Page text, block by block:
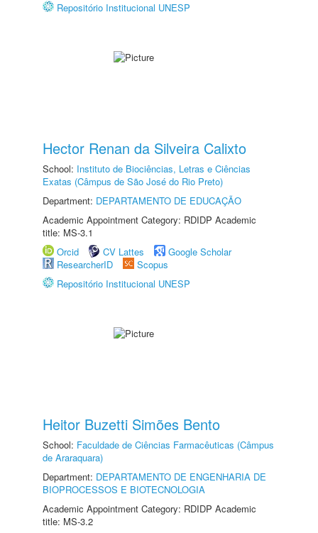
Repositório Institucional UNESP
Hector Renan da Silveira Calixto
School: Instituto de Biociências, Letras e Ciências
Exatas (Câmpus de São José do Rio Preto)
Department: DEPARTAMENTO DE EDUCAÇÃO
Academic Appointment Category: RDIDP Academic
title: MS-3.1
Orcid
CV Lattes
Google Scholar
ResearcherID
Scopus
Repositório Institucional UNESP
Heitor Buzetti Simões Bento
School: Faculdade de Ciências Farmacêuticas (Câmpus
de Araraquara)
Department: DEPARTAMENTO DE ENGENHARIA DE
BIOPROCESSOS E BIOTECNOLOGIA
Academic Appointment Category: RDIDP Academic
title: MS-3.2